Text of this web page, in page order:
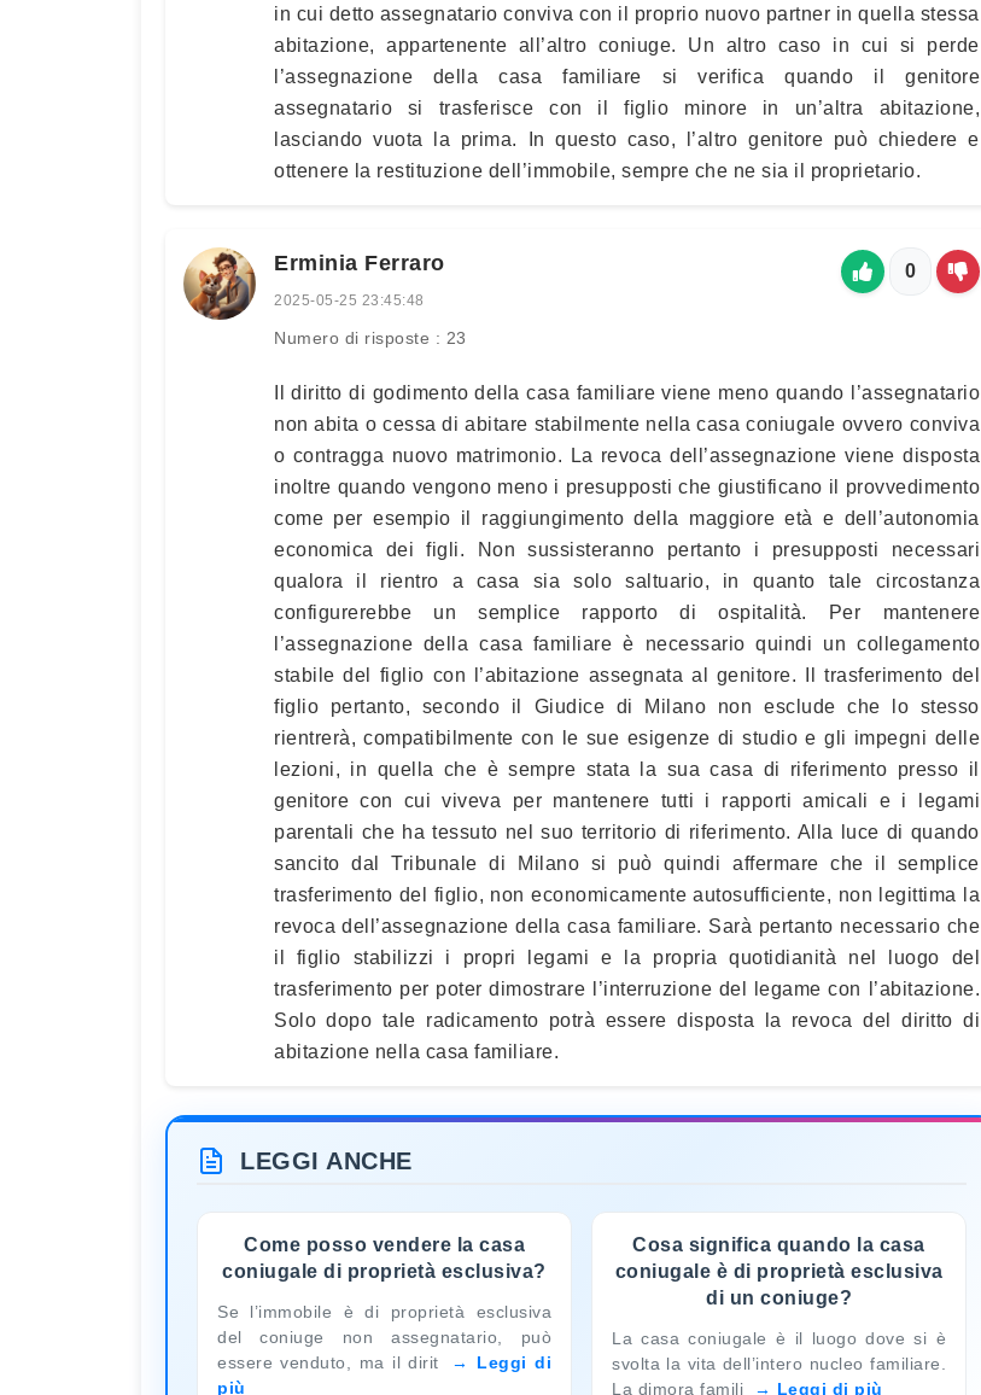
in cui detto assegnatario conviva con il proprio nuovo partner in quella stessa
abitazione, appartenente all’altro coniuge. Un altro caso in cui si perde
l’assegnazione della casa familiare si verifica quando il genitore
assegnatario si trasferisce con il figlio minore in un’altra abitazione,
lasciando vuota la prima. In questo caso, l’altro genitore può chiedere e
ottenere la restituzione dell’immobile, sempre che ne sia il proprietario.
Erminia Ferraro
2025-05-25 23:45:48
Numero di risposte : 23
0
Il diritto di godimento della casa familiare viene meno quando l’assegnatario
non abita o cessa di abitare stabilmente nella casa coniugale ovvero conviva
o contragga nuovo matrimonio. La revoca dell’assegnazione viene disposta
inoltre quando vengono meno i presupposti che giustificano il provvedimento
come per esempio il raggiungimento della maggiore età e dell’autonomia
economica dei figli. Non sussisteranno pertanto i presupposti necessari
qualora il rientro a casa sia solo saltuario, in quanto tale circostanza
configurerebbe un semplice rapporto di ospitalità. Per mantenere
l’assegnazione della casa familiare è necessario quindi un collegamento
stabile del figlio con l’abitazione assegnata al genitore. Il trasferimento del
figlio pertanto, secondo il Giudice di Milano non esclude che lo stesso
rientrerà, compatibilmente con le sue esigenze di studio e gli impegni delle
lezioni, in quella che è sempre stata la sua casa di riferimento presso il
genitore con cui viveva per mantenere tutti i rapporti amicali e i legami
parentali che ha tessuto nel suo territorio di riferimento. Alla luce di quando
sancito dal Tribunale di Milano si può quindi affermare che il semplice
trasferimento del figlio, non economicamente autosufficiente, non legittima la
revoca dell’assegnazione della casa familiare. Sarà pertanto necessario che
il figlio stabilizzi i propri legami e la propria quotidianità nel luogo del
trasferimento per poter dimostrare l’interruzione del legame con l’abitazione.
Solo dopo tale radicamento potrà essere disposta la revoca del diritto di
abitazione nella casa familiare.
LEGGI ANCHE
Come posso vendere la casa
coniugale di proprietà esclusiva?
Se l’immobile è di proprietà esclusiva
del coniuge non assegnatario, può
essere venduto, ma il dirit
Leggi di
più
Cosa significa quando la casa
coniugale è di proprietà esclusiva
di un coniuge?
La casa coniugale è il luogo dove si è
svolta la vita dell’intero nucleo familiare.
La dimora famili
Leggi di più